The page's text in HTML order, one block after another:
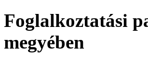
Foglalkoztatási
megyében